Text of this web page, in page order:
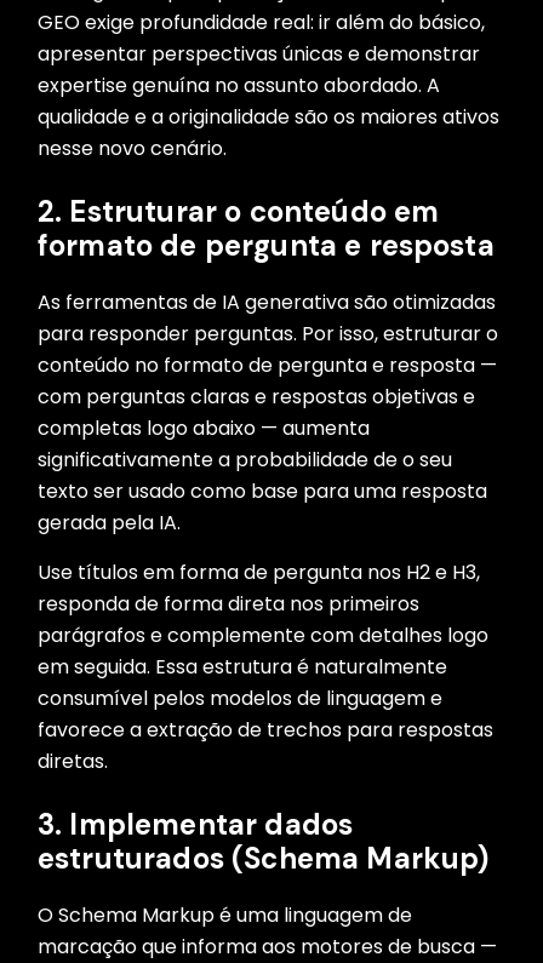
GEO exige profundidade real: ir além do básico,
apresentar perspectivas únicas e demonstrar
expertise genuína no assunto abordado. A
qualidade e a originalidade são os maiores ativos
nesse novo cenário.
2. Estruturar o conteúdo em
formato de pergunta e resposta
As ferramentas de IA generativa são otimizadas
para responder perguntas. Por isso, estruturar o
conteúdo no formato de pergunta e resposta —
com perguntas claras e respostas objetivas e
completas logo abaixo — aumenta
significativamente a probabilidade de o seu
texto ser usado como base para uma resposta
gerada pela IA.
Use títulos em forma de pergunta nos H2 e H3,
responda de forma direta nos primeiros
parágrafos e complemente com detalhes logo
em seguida. Essa estrutura é naturalmente
consumível pelos modelos de linguagem e
favorece a extração de trechos para respostas
diretas.
3. Implementar dados
estruturados (Schema Markup)
O Schema Markup é uma linguagem de
marcação que informa aos motores de busca —